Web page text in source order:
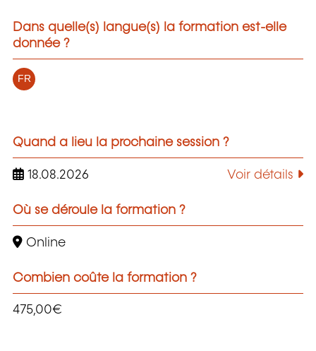
Dans quelle(s) langue(s) la formation est-elle
donnée ?
FR
Quand a lieu la prochaine session ?
18.08.2026 Voir détails
Où se déroule la formation ?
Online
Combien coûte la formation ?
475,00€